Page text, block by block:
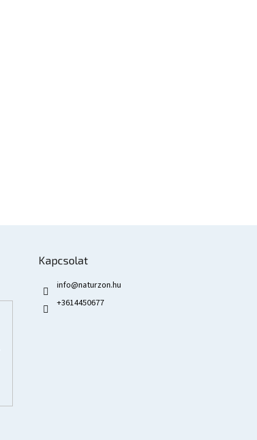
Kapcsolat
info@naturzon.hu
+3614450677